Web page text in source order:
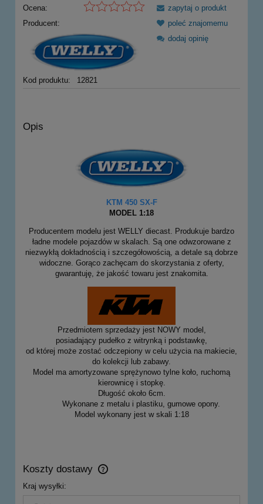
Ocena:
Producent:
Kod produktu: 12821
zapytaj o produkt
poleć znajomemu
dodaj opinię
Opis
KTM 450 SX-F
MODEL 1:18
Producentem modelu jest WELLY diecast. Produkuje bardzo
ładne modele pojazdów w skalach. Są one odwzorowane z
niezwykłą dokładnością i szczegółowością, a detale są dobrze
widoczne. Gorąco zachęcam do skorzystania z oferty,
gwarantuję, że jakość towaru jest znakomita.
Przedmiotem sprzedaży jest NOWY model,
posiadający pudełko z witrynką i podstawkę,
od której może zostać odczepiony w celu użycia na makiecie,
do kolekcji lub zabawy.
Model ma amortyzowane sprężynowo tylne koło, ruchomą
kierownicę i stopkę.
Długość około 6cm.
Wykonane z metalu i plastiku, gumowe opony.
Model wykonany jest w skali 1:18
Koszty dostawy
Cena nie zawiera ewentualnych kosztów płatności
Kraj wysyłki: